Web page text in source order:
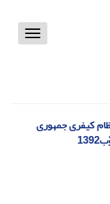
Toggle
کیفری جمهوری